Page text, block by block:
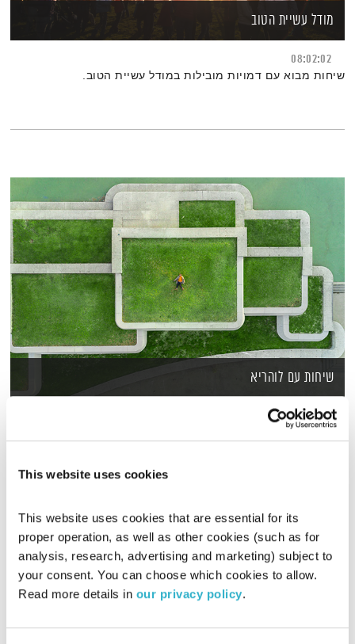
This website uses cookies
This website uses cookies that are essential for its
proper operation, as well as other cookies (such as for
analysis, research, advertising and marketing) subject to
your consent. You can choose which cookies to allow.
Read more details in our privacy policy.
מודל עשיית הטוב
08:02:02
שיחות מבוא עם דמויות מובילות במודל עשיית הטוב.
שיחות עם לוהריא
01:02:30
סדרת תכניות הפותחות חלון התבוננות על נושאים יומיומיים.